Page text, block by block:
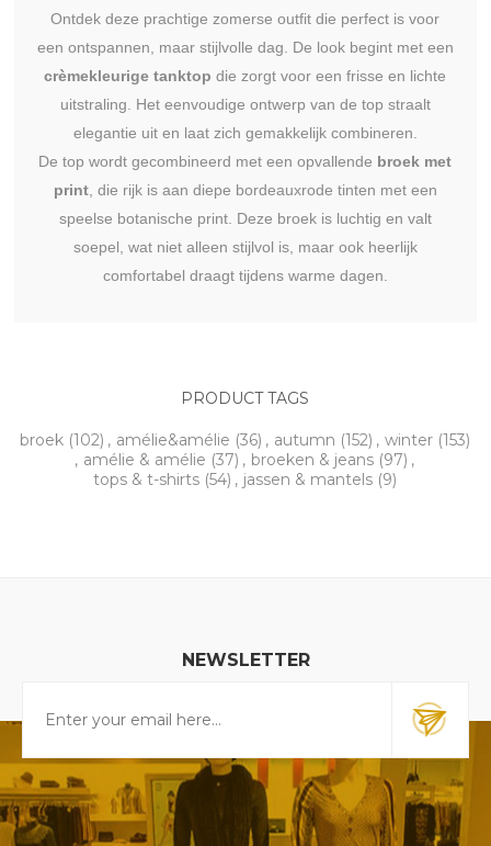
Ontdek deze prachtige zomerse outfit die perfect is voor
een ontspannen, maar stijlvolle dag. De look begint met een
crèmekleurige tanktop die zorgt voor een frisse en lichte
uitstraling. Het eenvoudige ontwerp van de top straalt
elegantie uit en laat zich gemakkelijk combineren.
De top wordt gecombineerd met een opvallende broek met
print, die rijk is aan diepe bordeauxrode tinten met een
speelse botanische print. Deze broek is luchtig en valt
soepel, wat niet alleen stijlvol is, maar ook heerlijk
comfortabel draagt tijdens warme dagen.
PRODUCT TAGS
broek (102) , amélie&amélie (36) , autumn (152) , winter (153)
, amélie & amélie (37) , broeken & jeans (97) ,
tops & t-shirts (54) , jassen & mantels (9)
NEWSLETTER